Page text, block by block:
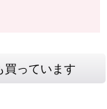
買っています